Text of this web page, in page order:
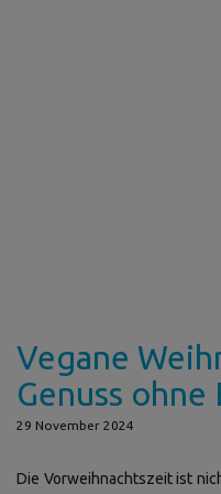
Vegane
Genuss ohne
29 November 2024
Die Vorweihnachtszeit ist